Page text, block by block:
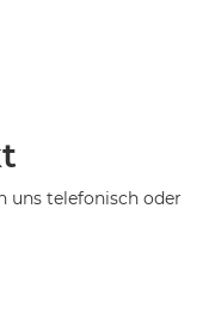
uns telefonisch oder